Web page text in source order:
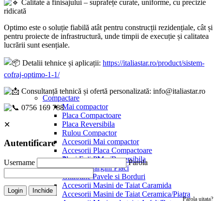
Placi Extra Mari
Sefluire Margini Placi
Ghilotine Pavele si Borduri
Accesorii Masini de Taiat Caramida
Accesorii Masini de Taiat Ceramica/Piatra
Compactare
Mai compactor
Placa Compactoare
Placa Reversibila
Rulou Compactor
Accesorii Mai compactor
Accesorii Placa Compactoare
Accesorii Placa Reversibila
Calitate a finisajului – suprafețe curate, uniforme, cu precizie
ridicată
Optimo este o soluție fiabilă atât pentru construcții rezidențiale, cât și
pentru proiecte de infrastructură, unde timpii de execuție și calitatea
lucrării sunt esențiale.
Detalii tehnice și aplicații: https://italiastar.ro/product/sistem-
cofraj-optimo-1-1/
Consultanță tehnică și ofertă personalizată: info@italiastar.ro
0756 169 788
✕
Autentificare
Username Parola
Login Inchide
Parola uitata?